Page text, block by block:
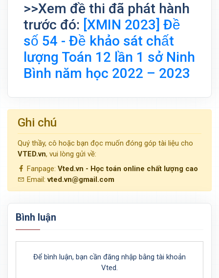
>>Xem đề thi đã phát hành
trước đó: [XMIN 2023] Đề
số 54 - Đề khảo sát chất
lượng Toán 12 lần 1 sở Ninh
Bình năm học 2022 – 2023
Ghi chú
Quý thầy, cô hoặc bạn đọc muốn đóng góp tài liệu cho
VTED.vn, vui lòng gửi về:
Fanpage: Vted.vn - Học toán online chất lượng cao
Email:vted.vn@gmail.com
Bình luận
Để bình luận, bạn cần đăng nhập bằng tài khoản
Vted.